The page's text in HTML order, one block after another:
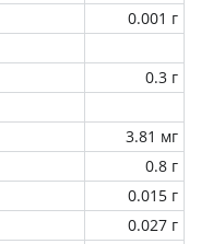
0.001 г
0.3 г
3.81 мг
0.8 г
0.015 г
0.027 г